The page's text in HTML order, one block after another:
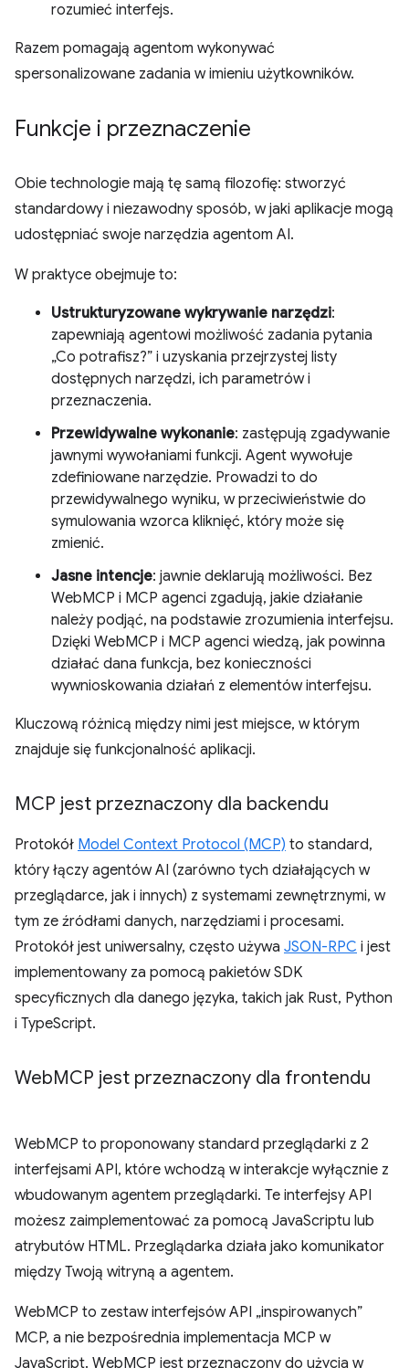
rozumieć interfejs.
Razem pomagają agentom wykonywać
spersonalizowane zadania w imieniu użytkowników.
Funkcje i przeznaczenie
Obie technologie mają tę samą filozofię: stworzyć
standardowy i niezawodny sposób, w jaki aplikacje mogą
udostępniać swoje narzędzia agentom AI.
W praktyce obejmuje to:
Ustrukturyzowane wykrywanie narzędzi:
zapewniają agentowi możliwość zadania pytania
„Co potrafisz?” i uzyskania przejrzystej listy
dostępnych narzędzi, ich parametrów i
przeznaczenia.
Przewidywalne wykonanie: zastępują zgadywanie
jawnymi wywołaniami funkcji. Agent wywołuje
zdefiniowane narzędzie. Prowadzi to do
przewidywalnego wyniku, w przeciwieństwie do
symulowania wzorca kliknięć, który może się
zmienić.
Jasne intencje: jawnie deklarują możliwości. Bez
WebMCP i MCP agenci zgadują, jakie działanie
należy podjąć, na podstawie zrozumienia interfejsu.
Dzięki WebMCP i MCP agenci wiedzą, jak powinna
działać dana funkcja, bez konieczności
wywnioskowania działań z elementów interfejsu.
Kluczową różnicą między nimi jest miejsce, w którym
znajduje się funkcjonalność aplikacji.
MCP jest przeznaczony dla backendu
Protokół Model Context Protocol (MCP) to standard,
który łączy agentów AI (zarówno tych działających w
przeglądarce, jak i innych) z systemami zewnętrznymi, w
tym ze źródłami danych, narzędziami i procesami.
Protokół jest uniwersalny, często używa JSON-RPC i jest
implementowany za pomocą pakietów SDK
specyficznych dla danego języka, takich jak Rust, Python
i TypeScript.
WebMCP jest przeznaczony dla frontendu
WebMCP to proponowany standard przeglądarki z 2
interfejsami API, które wchodzą w interakcje wyłącznie z
wbudowanym agentem przeglądarki. Te interfejsy API
możesz zaimplementować za pomocą JavaScriptu lub
atrybutów HTML. Przeglądarka działa jako komunikator
między Twoją witryną a agentem.
WebMCP to zestaw interfejsów API „inspirowanych”
MCP, a nie bezpośrednia implementacja MCP w
JavaScript. WebMCP jest przeznaczony do użycia w